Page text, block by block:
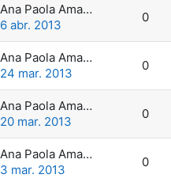
Ana Paola Amadeo
6 abr. 2013
0
Ana Paola Amadeo
24 mar. 2013
0
Ana Paola Amadeo
20 mar. 2013
0
Ana Paola Amadeo
3 mar. 2013
0